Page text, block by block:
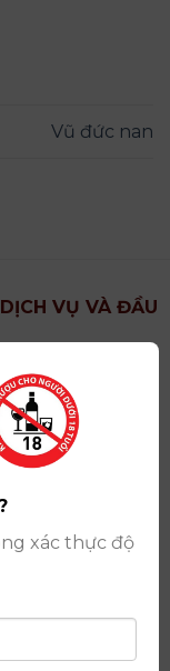
Vũ đức nan
VỤ VÀ ĐẦU
Hà Nội
Ngọc Hà,
Chính Thành
ký
GP-BCT do Bộ
và phát triển
xác thực độ